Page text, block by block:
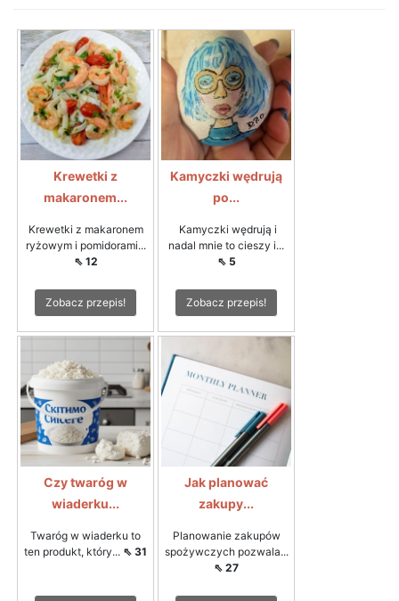
Krewetki z
makaronem...
Krewetki z makaronem
ryżowym i pomidorami...
⇖ 12
Zobacz przepis!
Kamyczki wędrują
po...
Kamyczki wędrują i
nadal mnie to cieszy i...
⇖ 5
Zobacz przepis!
Czy twaróg w
wiaderku...
Twaróg w wiaderku to
ten produkt, który... ⇖ 31
Jak planować
zakupy...
Planowanie zakupów
spożywczych pozwala...
⇖ 27